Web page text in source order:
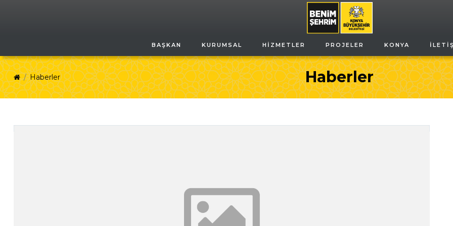
BAŞKAN KURUMSAL HIZMETLER PROJELER KONYA
Haberler
Haberler